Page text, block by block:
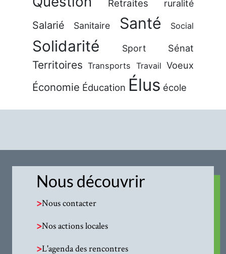
Retraites ruralité
Salarié Sanitaire Santé Social
Solidarité Sport Sénat
Territoires Transports Travail Voeux
Économie Éducation Élus école
Nous découvrir
>Nous contacter
>Nos actions locales
>L'agenda des rencontres